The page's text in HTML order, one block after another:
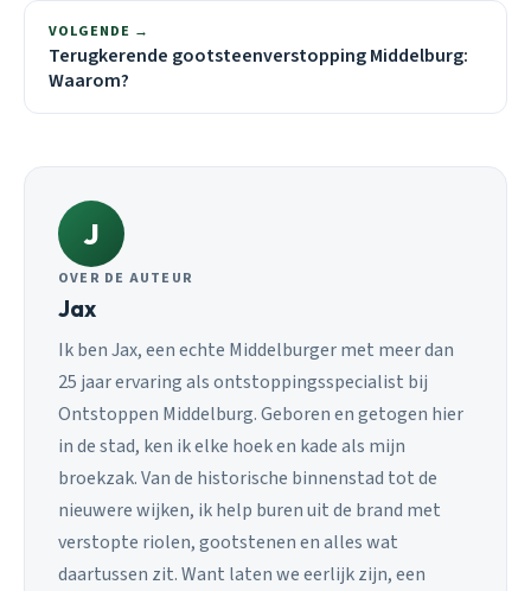
VOLGENDE →
Terugkerende gootsteenverstopping Middelburg:
Waarom?
J
OVER DE AUTEUR
Jax
Ik ben Jax, een echte Middelburger met meer dan
25 jaar ervaring als ontstoppingsspecialist bij
Ontstoppen Middelburg. Geboren en getogen hier
in de stad, ken ik elke hoek en kade als mijn
broekzak. Van de historische binnenstad tot de
nieuwere wijken, ik help buren uit de brand met
verstopte riolen, gootstenen en alles wat
daartussen zit. Want laten we eerlijk zijn, een